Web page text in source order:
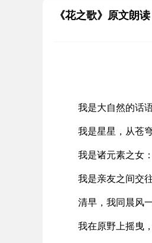
《花之歌》原文朗读
我是大自然的话
我是星星，从苍
我是诸元素之女
我是亲友之间交
清早，我同晨风
我在原野上摇曳